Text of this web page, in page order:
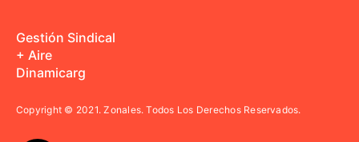
Gestión Sindical
+ Aire
Dinamicarg
Copyright © 2021.Zonales. Todos Los Derechos Reservados.